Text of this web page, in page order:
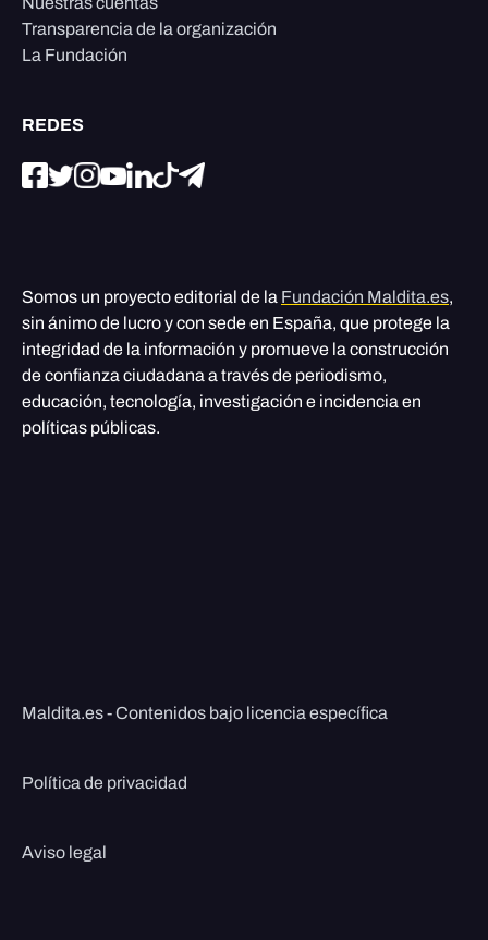
Transparencia de la organización
La Fundación
REDES
Somos un proyecto editorial de la Fundación Maldita.es,
sin ánimo de lucro y con sede en España, que protege la
integridad de la información y promueve la construcción
de confianza ciudadana a través de periodismo,
educación, tecnología, investigación e incidencia en
políticas públicas.
Maldita.es - Contenidos bajo licencia específica
Política de privacidad
Aviso legal